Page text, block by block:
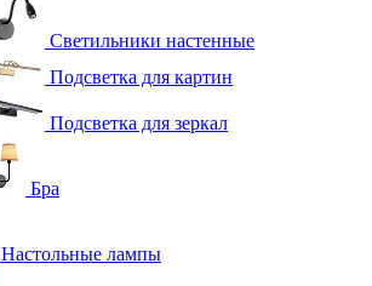
Светильники настенные
Подсветка для картин
Подсветка для зеркал
Бра
Настольные лампы